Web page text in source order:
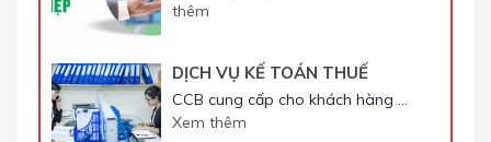
thêm
DỊCH VỤ KẾ TOÁN THUẾ
CCB cung cấp cho khách hàng …
Xem thêm